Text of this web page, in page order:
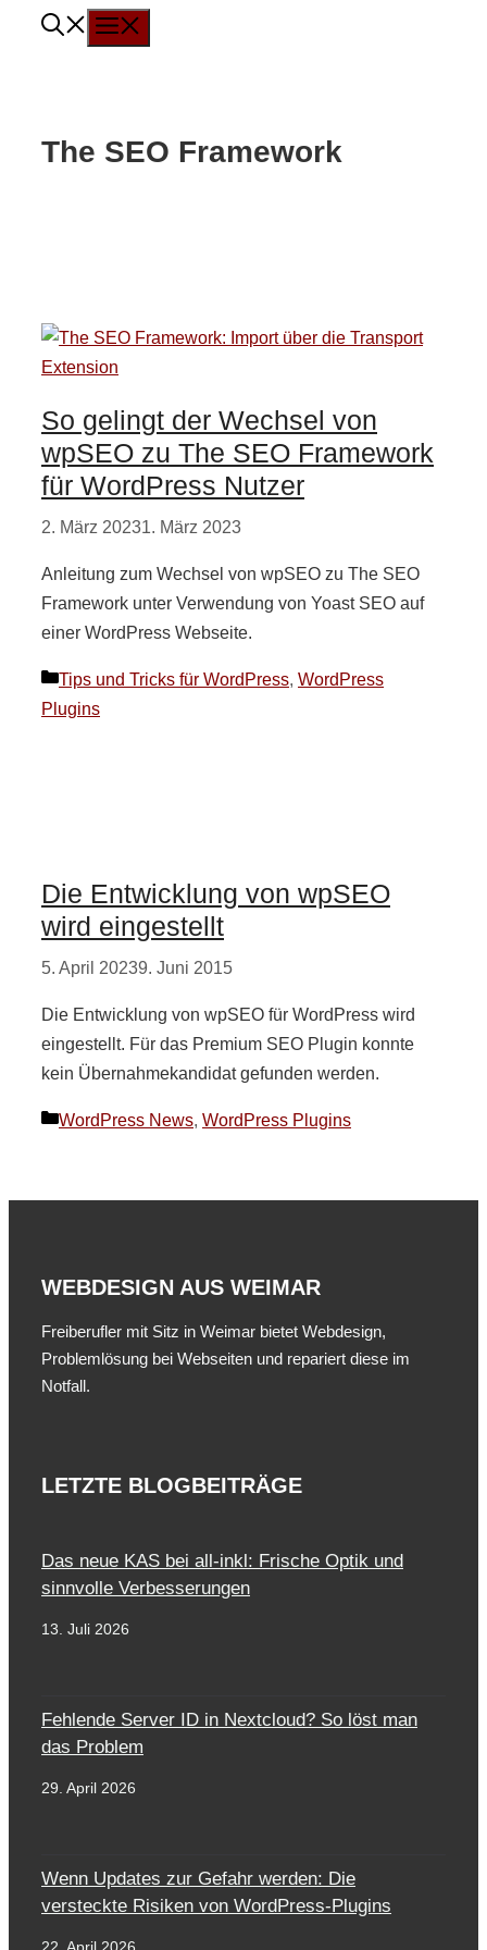
Zum
The SEO Framework
So gelingt der Wechsel von
wpSEO zu The SEO Framework
für WordPress Nutzer
2. März 20231. März 2023
Anleitung zum Wechsel von wpSEO zu The SEO
Framework unter Verwendung von Yoast SEO auf
einer WordPress Webseite.
Kategorien
Tips und Tricks für WordPress, WordPress
Plugins
Die Entwicklung von wpSEO
wird eingestellt
5. April 20239. Juni 2015
Die Entwicklung von wpSEO für WordPress wird
eingestellt. Für das Premium SEO Plugin konnte
kein Übernahmekandidat gefunden werden.
Kategorien
WordPress News, WordPress Plugins
WEBDESIGN AUS WEIMAR
Freiberufler mit Sitz in Weimar bietet Webdesign,
Problemlösung bei Webseiten und repariert diese im
Notfall.
LETZTE BLOGBEITRÄGE
Das neue KAS bei all-inkl: Frische Optik und
sinnvolle Verbesserungen
13. Juli 2026
Fehlende Server ID in Nextcloud? So löst man
das Problem
29. April 2026
Wenn Updates zur Gefahr werden: Die
versteckte Risiken von WordPress-Plugins